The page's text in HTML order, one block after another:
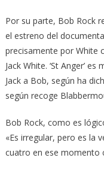
Por su parte, Bob Rock
el estreno del
precisamente por White
Jack White. ‘St Anger’
Jack a Bob, según ha
según recoge
Bob Rock, como es
«Es irregular, pero es la
cuatro en ese momento